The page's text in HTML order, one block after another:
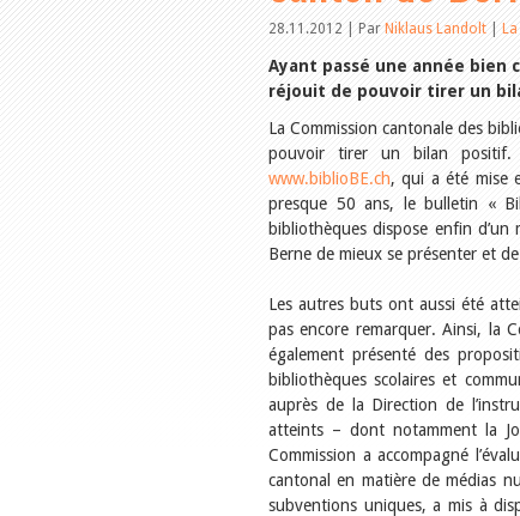
28.11.2012 | ParNiklaus Landolt|
Ayant passé une année bien
réjouit de pouvoir tirer un
La Commission cantonale des
pouvoir tirer un bilan positif.
www.biblioBE.ch, qui a été mise
presque 50 ans, le bulletin «
bibliothèques dispose enfin
Berne de mieux se présenter et
Les autres buts ont aussi été
pas encore remarquer. Ainsi, la
également présenté des
bibliothèques scolaires et
auprès de la Direction de
atteints – dont notamment la
Commission a accompagné
cantonal en matière de médias
subventions uniques, a mis à